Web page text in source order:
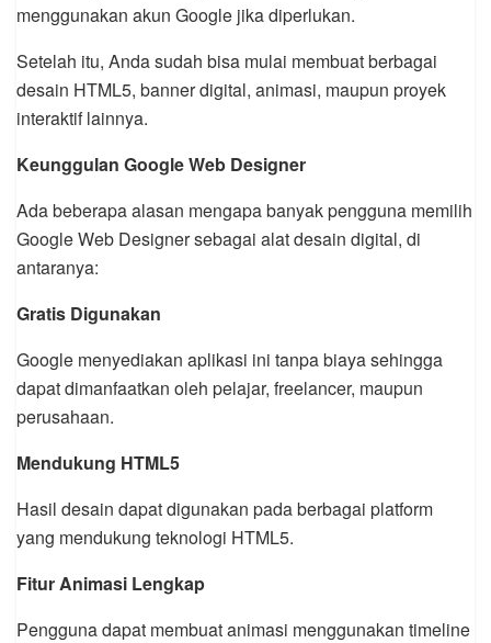
menggunakan akun Google jika diperlukan.
Setelah itu, Anda sudah bisa mulai membuat berbagai
desain HTML5, banner digital, animasi, maupun proyek
interaktif lainnya.
Keunggulan Google Web Designer
Ada beberapa alasan mengapa banyak pengguna memilih
Google Web Designer sebagai alat desain digital, di
antaranya:
Gratis Digunakan
Google menyediakan aplikasi ini tanpa biaya sehingga
dapat dimanfaatkan oleh pelajar, freelancer, maupun
perusahaan.
Mendukung HTML5
Hasil desain dapat digunakan pada berbagai platform
yang mendukung teknologi HTML5.
Fitur Animasi Lengkap
Pengguna dapat membuat animasi menggunakan timeline